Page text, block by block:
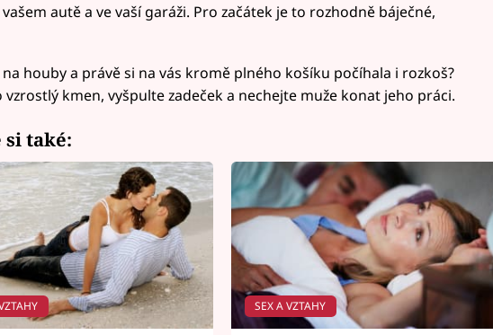
autě a ve vaší garáži. Pro začátek je to rozhodně báječné,
houby a právě si na vás kromě plného košíku počíhala i rozkoš?
vzrostlý kmen, vyšpulte zadeček a nechejte muže konat jeho práci.
si také:
SEX A VZTAHY